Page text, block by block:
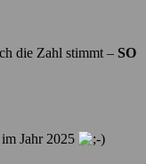
die Zahl stimmt – SO
Jahr 2025